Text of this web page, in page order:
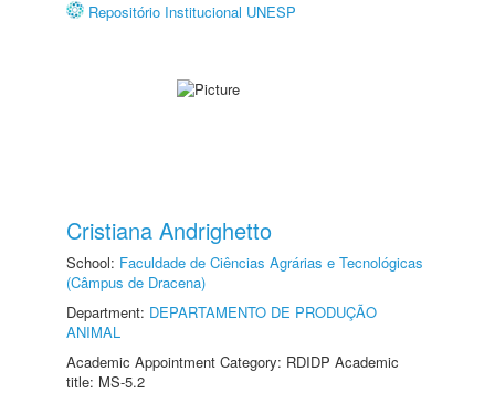
Repositório Institucional UNESP
Cristiana Andrighetto
School: Faculdade de Ciências Agrárias e Tecnológicas
(Câmpus de Dracena)
Department: DEPARTAMENTO DE PRODUÇÃO
ANIMAL
Academic Appointment Category: RDIDP Academic
title: MS-5.2